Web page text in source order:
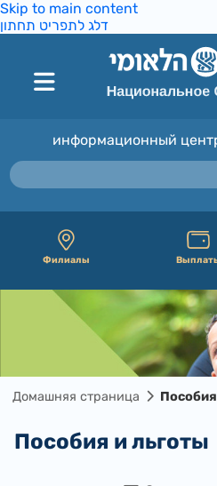
Skip to main content
דלג לתפריט תחתון
информационный
Филиалы
Домашняя страница
Пособия и льготы